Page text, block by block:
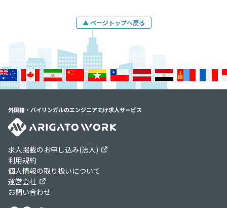
▲ ページトップへ戻る
外国籍・バイリンガルのエンジニア向け求人サービス
求人掲載のお申し込み(法人)
利用規約
個人情報の取り扱いについて
運営会社
お問い合わせ